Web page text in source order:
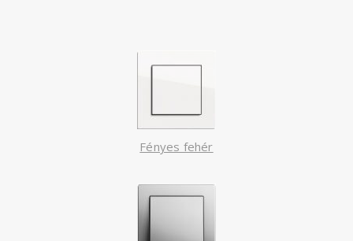
Fényes fehér